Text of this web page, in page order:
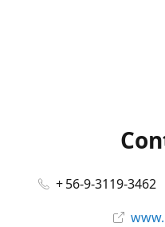
+ 56-9-3119-3462